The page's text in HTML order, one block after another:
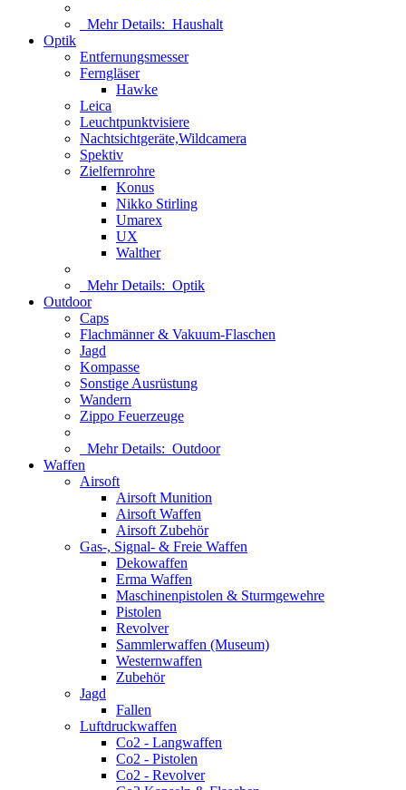
Mehr Details: Haushalt
Optik
Entfernungsmesser
Ferngläser
Hawke
Leica
Leuchtpunktvisiere
Nachtsichtgeräte,Wildcamera
Spektiv
Zielfernrohre
Konus
Nikko Stirling
Umarex
UX
Walther
Mehr Details: Optik
Outdoor
Caps
Flachmänner & Vakuum-Flaschen
Jagd
Kompasse
Sonstige Ausrüstung
Wandern
Zippo Feuerzeuge
Mehr Details: Outdoor
Waffen
Airsoft
Airsoft Munition
Airsoft Waffen
Airsoft Zubehör
Gas-, Signal- & Freie Waffen
Dekowaffen
Erma Waffen
Maschinenpistolen & Sturmgewehre
Pistolen
Revolver
Sammlerwaffen (Museum)
Westernwaffen
Zubehör
Jagd
Fallen
Luftdruckwaffen
Co2 - Langwaffen
Co2 - Pistolen
Co2 - Revolver